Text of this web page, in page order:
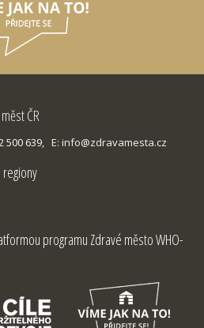
ČR
500 639, E: info@zdravamesta.cz
programu Zdravé město WHO-